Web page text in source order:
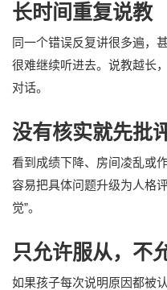
长时间重复说教
同一个错误反复讲很多遍，
很难继续听进去。说教越长
对话。
没有核实就先批
看到成绩下降、房间凌乱或
容易把具体问题升级为人格
觉”。
只允许服从，不
如果孩子每次说明原因都被